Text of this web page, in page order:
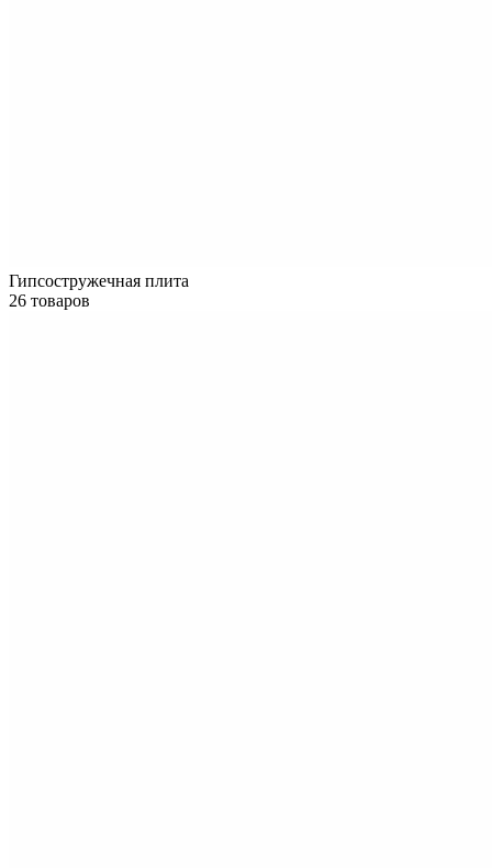
Гипсостружечная плита
26 товаров